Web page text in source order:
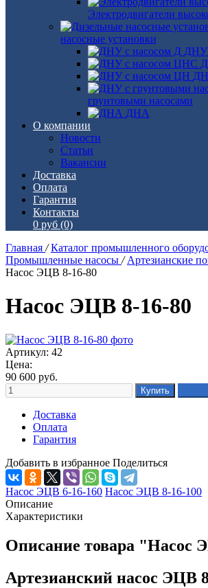
Электродвигатели
насосные установки
ДНУ
грунтовыми насосами
ДНА
О компании
Новости
Статьи
Вакансии
Доставка
Оплата
Гарантия
Контакты
0 руб (0)
Главная / Каталог промышленного
Промышленные насосы / Артезианские
Насос ЭЦВ 8-16-80
Насос ЭЦВ 8-16-80
Артикул: 42
Цена:
90 600 руб.
Доставка
Оплата
Гарантия
Добавить в избранное Поделиться
Насос ЭЦВ 6-16-160 Насос ЭЦВ 8-16-100
Описание
Характеристики
Описание товара "Насос
Артезианский насос ЭЦВ